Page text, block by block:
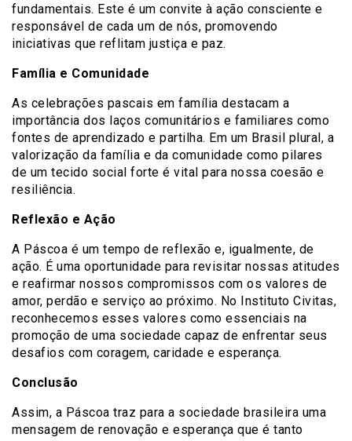
fundamentais. Este é um convite à ação consciente e
responsável de cada um de nós, promovendo
iniciativas que reflitam justiça e paz.
Família e Comunidade
As celebrações pascais em família destacam a
importância dos laços comunitários e familiares como
fontes de aprendizado e partilha. Em um Brasil plural, a
valorização da família e da comunidade como pilares
de um tecido social forte é vital para nossa coesão e
resiliência.
Reflexão e Ação
A Páscoa é um tempo de reflexão e, igualmente, de
ação. É uma oportunidade para revisitar nossas atitudes
e reafirmar nossos compromissos com os valores de
amor, perdão e serviço ao próximo. No Instituto Civitas,
reconhecemos esses valores como essenciais na
promoção de uma sociedade capaz de enfrentar seus
desafios com coragem, caridade e esperança.
Conclusão
Assim, a Páscoa traz para a sociedade brasileira uma
mensagem de renovação e esperança que é tanto